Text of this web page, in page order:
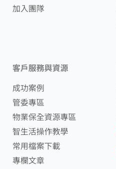
加入團隊
客戶服務與資源
成功案例
管委專區
物業保全資源專區
智生活操作教學
常用檔案下載
專欄文章